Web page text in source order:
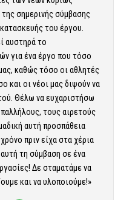
σημερινής σύμβασης
του έργου.
αυστηρά το
για ένα έργο που τόσο
καθώς τόσο οι αθλητές
και οι νέοι μας διψούν να
Θέλω να ευχαριστήσω
τους αιρετούς
αυτή προσπάθεια
πριν είχα στα χέρια
τη σύμβαση σε ένα
Δε σταματάμε να
και να υλοποιούμε!»